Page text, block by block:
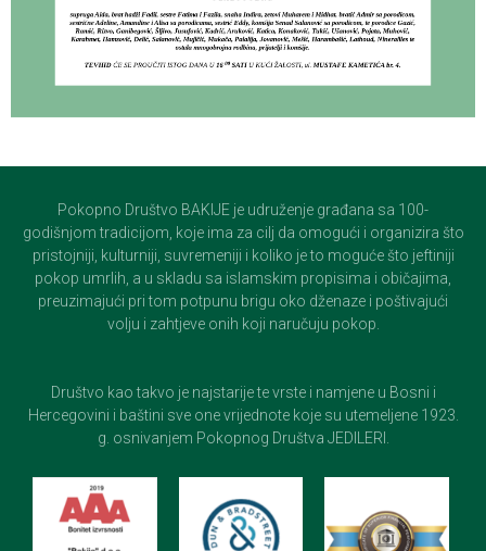
Pokopno Društvo BAKIJE je udruženje građana sa 100-
godišnjom tradicijom, koje ima za cilj da omogući i organizira što
pristojniji, kulturniji, suvremeniji i koliko je to moguće što jeftiniji
pokop umrlih, a u skladu sa islamskim propisima i običajima,
preuzimajući pri tom potpunu brigu oko dženaze i poštivajući
volju i zahtjeve onih koji naručuju pokop.
Društvo kao takvo je najstarije te vrste i namjene u Bosni i
Hercegovini i baštini sve one vrijednote koje su utemeljene 1923.
g. osnivanjem Pokopnog Društva JEDILERI.